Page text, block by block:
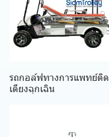
รถกอล์ฟทางการแพทย์ติด
เตียงฉุกเฉิน